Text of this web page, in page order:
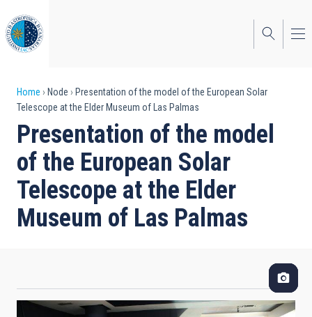
to
main
content
Breadcrumb
Home Node
Presentation of the model of the European Solar
Telescope at the Elder Museum of Las Palmas
Presentation of the model
of the European Solar
Telescope at the Elder
Museum of Las Palmas